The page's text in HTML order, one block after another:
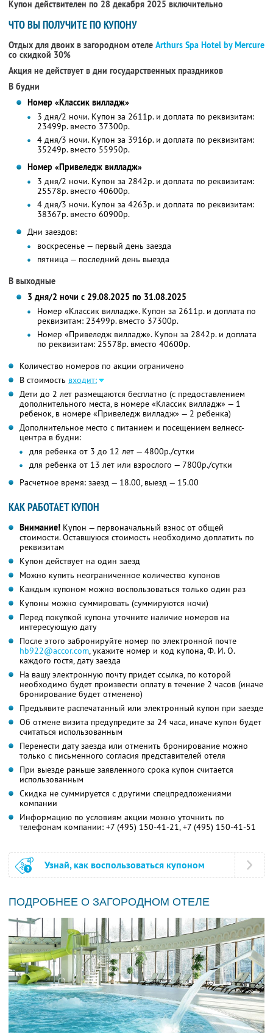
Купон действителен по 28 декабря 2025 включительно
ЧТО ВЫ ПОЛУЧИТЕ ПО КУПОНУ
Отдых для двоих в загородном отеле Arthurs Spa Hotel by Mercure
со скидкой 30%
Акция не действует в дни государственных праздников
В будни
Номер «Классик вилладж»
3 дня/2 ночи. Купон за 2611р. и доплата по реквизитам:
23499р. вместо 37300р.
4 дня/3 ночи. Купон за 3916р. и доплата по реквизитам:
35249р. вместо 55950р.
Номер «Привеледж вилладж»
3 дня/2 ночи. Купон за 2842р. и доплата по реквизитам:
25578р. вместо 40600р.
4 дня/3 ночи. Купон за 4263р. и доплата по реквизитам:
38367р. вместо 60900р.
Дни заездов:
воскресенье — первый день заезда
пятница — последний день выезда
В выходные
3 дня/2 ночи с 29.08.2025 по 31.08.2025
Номер «Классик вилладж». Купон за 2611р. и доплата по
реквизитам: 23499р. вместо 37300р.
Номер «Привеледж вилладж». Купон за 2842р. и доплата
по реквизитам: 25578р. вместо 40600р.
Количество номеров по акции ограничено
В стоимость входит:
Дети до 2 лет размещаются бесплатно (с предоставлением
дополнительного места, в номере «Классик вилладж» — 1
ребенок, в номере «Привеледж вилладж» — 2 ребенка)
Дополнительное место с питанием и посещением велнесс-
центра в будни:
для ребенка от 3 до 12 лет — 4800р./сутки
для ребенка от 13 лет или взрослого — 7800р./сутки
Расчетное время: заезд — 18.00, выезд — 15.00
КАК РАБОТАЕТ КУПОН
Внимание! Купон — первоначальный взнос от общей
стоимости. Оставшуюся стоимость необходимо доплатить по
реквизитам
Купон действует на один заезд
Можно купить неограниченное количество купонов
Каждым купоном можно воспользоваться только один раз
Купоны можно суммировать (суммируются ночи)
Перед покупкой купона уточните наличие номеров на
интересующую дату
После этого забронируйте номер по электронной почте
hb922@accor.com, укажите номер и код купона,Ф. И. О.
каждого гостя, дату заезда
На вашу электронную почту придет ссылка, по которой
необходимо будет произвести оплату в течение 2 часов (иначе
бронирование будет отменено)
Предъявите распечатанный или электронный купон при заезде
Об отмене визита предупредите за 24 часа, иначе купон будет
считаться использованным
Перенести дату заезда или отменить бронирование можно
только с письменного согласия представителей отеля
При выезде раньше заявленного срока купон считается
использованным
Скидка не суммируется с другими спецпредложениями
компании
Информацию по условиям акции можно уточнить по
телефонам компании: +7 (495) 150-41-21, +7 (495) 150-41-51
Узнай, как воспользоваться купоном
ПОДРОБНЕЕ О ЗАГОРОДНОМ ОТЕЛЕ